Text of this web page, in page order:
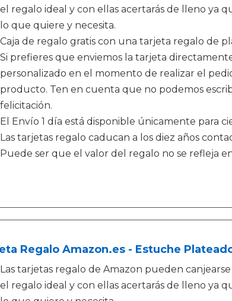
el regalo ideal y con ellas acertarás de lleno ya
lo que quiere y necesita.
Caja de regalo gratis con una tarjeta regalo de
Si prefieres que enviemos la tarjeta
personalizado en el momento de realizar el
producto. Ten en cuenta que no podemos
felicitación.
El Envío 1 día está disponible únicamente para
Las tarjetas regalo caducan a los diez años
Puede ser que el valor del regalo no se refleja
Regalo Amazon.es - Estuche
Las tarjetas regalo de Amazon pueden
el regalo ideal y con ellas acertarás de lleno ya